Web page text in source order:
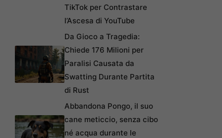
TikTok per Contrastare
l’Ascesa di YouTube
Da Gioco a Tragedia:
Chiede 176 Milioni per
Paralisi Causata da
Swatting Durante Partita
di Rust
Abbandona Pongo, il suo
cane meticcio, senza cibo
né acqua durante le